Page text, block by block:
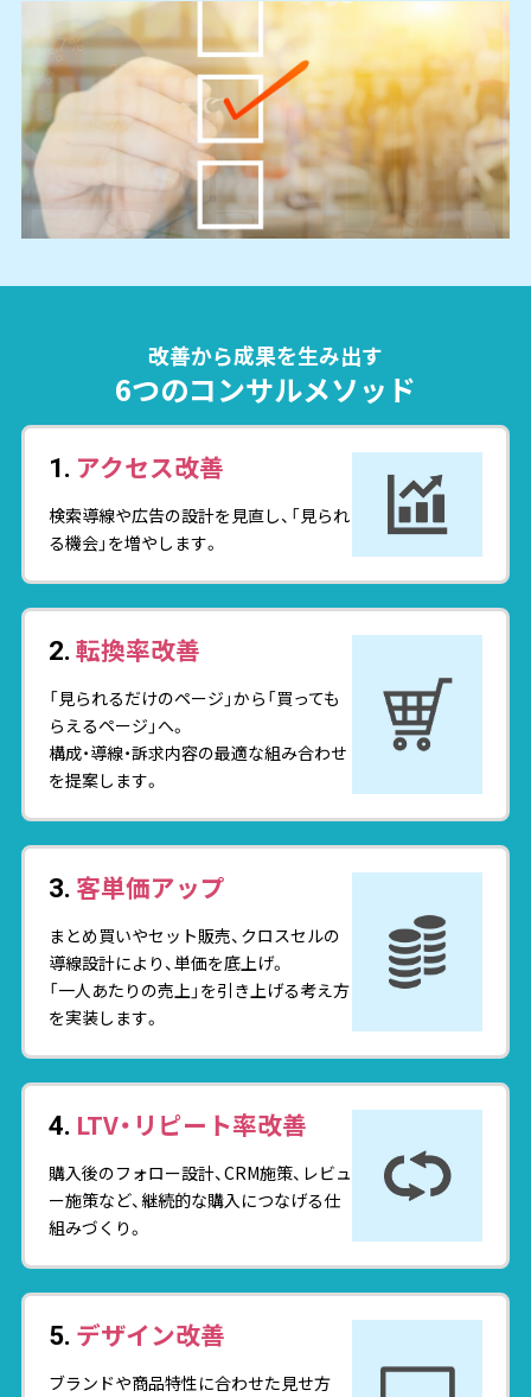
改善から成果を生み出す
6つのコンサルメソッド
1. アクセス改善
検索導線や広告の設計を見直し、「見られ
る機会」を増やします。
2.転換率改善
「見られるだけのページ」から「買っても
らえるページ」へ。
構成・導線・訴求内容の最適な組み合わせ
を提案します。
3. 客単価アップ
まとめ買いやセット販売、クロスセルの
導線設計により、単価を底上げ。
「一人あたりの売上」を引き上げる考え方
を実装します。
4. LTV・リピート率改善
購入後のフォロー設計、CRM施策、レビュ
ー施策など、継続的な購入につなげる仕
組みづくり。
5. デザイン改善
ブランドや商品特性に合わせた見せ方